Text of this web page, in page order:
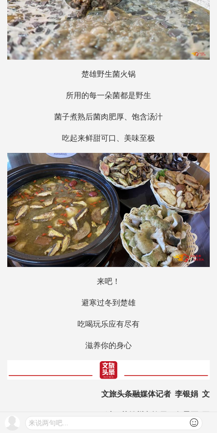
楚雄野生菌火锅
所用的每一朵菌都是野生
菌子煮熟后菌肉肥厚、饱含汤汁
吃起来鲜甜可口、美味至极
来吧！
避寒过冬到楚雄
吃喝玩乐应有尽有
滋养你的身心
文旅头条融媒体记者 李银娟 文
邓斌、楚雄州文旅局、各景区 图
来说两句吧...